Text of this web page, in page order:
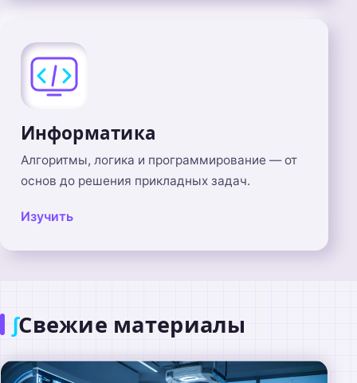
Информатика
Алгоритмы, логика и программирование — от
основ до решения прикладных задач.
Изучить
∫Свежие материалы